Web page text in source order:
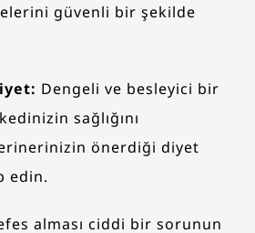
güvenli bir şekilde
Dengeli ve besleyici bir
sağlığını
önerdiği diyet
edin.
alması ciddi bir sorunun